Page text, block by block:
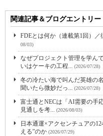
関連記事＆ブログエントリー
FDEとは何か（連載第1回）
08/03)
なぜプロジェクト管理を学ん
いはケーキの工程... (2026/07/28)
冬の冷たい海で叫んだ英雄の
聞いたら微妙だっ... (2026/07/28)
富士通とNECは「AI需要の手
見通しを考... (2026/08/03)
日本通運×アクセンチュアの
える”のか (2026/07/29)